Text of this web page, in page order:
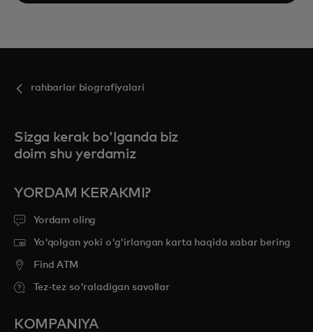
rahbarlar biografiyalari
Sizga kerak bo'lganda biz
doim shu yerdamiz
YORDAM KERAKMI?
Yordam oling
Yo'qolgan yoki o'g'irlangan karta haqida xabar bering
Find ATM
Tez-tez so'raladigan savollar
KOMPANIYA